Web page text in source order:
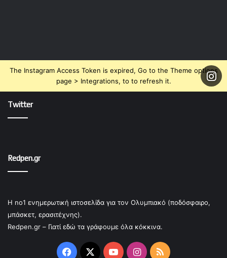
The Instagram Access Token is expired, Go to the Theme options
page > Integrations, to to refresh it.
Twitter
Redpen.gr
Η no1 ενημερωτική ιστοσελίδα για τον Ολυμπιακό (ποδόσφαιρο,
μπάσκετ, ερασιτέχνης).
Redpen.gr – Γιατί εδώ τα γράφουμε όλα κόκκινα.
Facebook
X YouTubeInstagram
RSS